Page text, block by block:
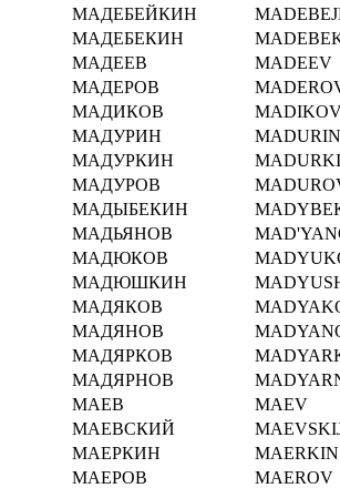
МАДЕБЕЙКИН
МАДЕБЕКИН
МАДЕЕВ
MADEEV
МАДЕРОВ
МАДИКОВ
МАДУРИН
MADURIN
МАДУРКИН
МАДУРОВ
МАДЫБЕКИН
МАДЬЯНОВ
МАДЮКОВ
МАДЮШКИН
МАДЯКОВ
МАДЯНОВ
МАДЯРКОВ
МАДЯРНОВ
МАЕВ
MAEV
МАЕВСКИЙ
МАЕРКИН
MAERKIN
МАЕРОВ
MAEROV